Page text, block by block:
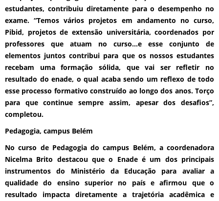
estudantes, contribuiu diretamente para o desempenho no
exame. “Temos vários projetos em andamento no curso,
Pibid, projetos de extensão universitária, coordenados por
professores que atuam no curso...e esse conjunto de
elementos juntos contribui para que os nossos estudantes
recebam uma formação sólida, que vai ser refletir no
resultado do enade, o qual acaba sendo um reflexo de todo
esse processo formativo construído ao longo dos anos. Torço
para que continue sempre assim, apesar dos desafios”,
completou.
Pedagogia, campus Belém
No curso de Pedagogia do campus Belém, a coordenadora
Nicelma Brito destacou que o Enade é um dos principais
instrumentos do Ministério da Educação para avaliar a
qualidade do ensino superior no país e afirmou que o
resultado impacta diretamente a trajetória acadêmica e